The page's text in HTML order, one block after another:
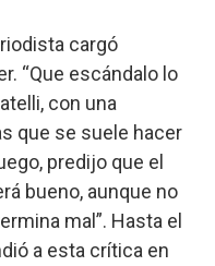
cargó
“Que escándalo lo
con una
que se suele hacer
predijo que el
bueno, aunque no
mal”. Hasta el
a esta crítica en